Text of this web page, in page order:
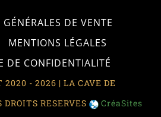
DE VENTE
MENTIONS LÉGALES
DE CONFIDENTIALITÉ
2020 - 2026 | LA CAVE DE
RESERVES
CréaSites